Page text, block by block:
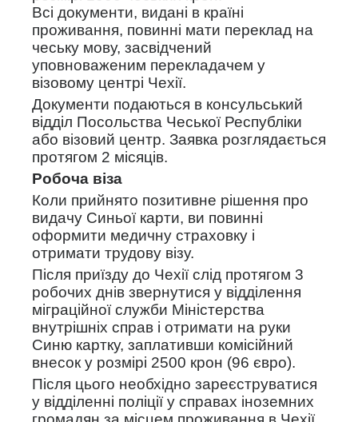
Всі документи, видані в країні
проживання, повинні мати переклад на
чеську мову, засвідчений
уповноваженим перекладачем у
візовому центрі Чехії.
Документи подаються в консульський
відділ Посольства Чеської Республіки
або візовий центр. Заявка розглядається
протягом 2 місяців.
Робоча віза
Коли прийнято позитивне рішення про
видачу Синьої карти, ви повинні
оформити медичну страховку і
отримати трудову візу.
Після приїзду до Чехії слід протягом 3
робочих днів звернутися у відділення
міграційної служби Міністерства
внутрішніх справ і отримати на руки
Синю картку, заплативши комісійний
внесок у розмірі 2500 крон (96 євро).
Після цього необхідно зареєструватися
у відділенні поліції у справах іноземних